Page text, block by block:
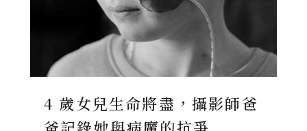
4 歲女兒生命將盡，攝影師爸